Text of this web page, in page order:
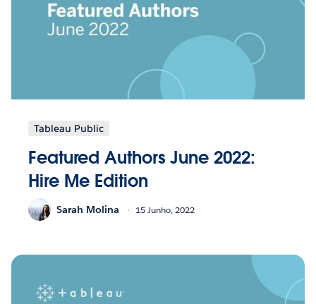
Tableau Public
Featured Authors June 2022:
Hire Me Edition
Sarah Molina 15 Junho, 2022